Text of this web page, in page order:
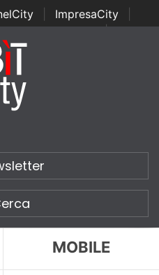
ImpresaCity
Channel Awards | Italian
Security Awards
MOBILE